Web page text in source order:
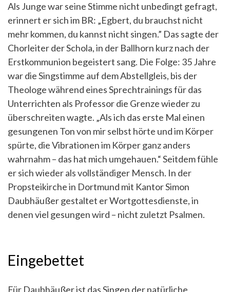
Als Junge war seine Stimme nicht unbedingt gefragt,
erinnert er sich im BR: „Egbert, du brauchst nicht
mehr kommen, du kannst nicht singen.” Das sagte der
Chorleiter der Schola, in der Ballhorn kurz nach der
Erstkommunion begeistert sang. Die Folge: 35 Jahre
war die Singstimme auf dem Abstellgleis, bis der
Theologe während eines Sprechtrainings für das
Unterrichten als Professor die Grenze wieder zu
überschreiten wagte. „Als ich das erste Mal einen
gesungenen Ton von mir selbst hörte und im Körper
spürte, die Vibrationen im Körper ganz anders
wahrnahm – das hat mich umgehauen.“ Seitdem fühle
er sich wieder als vollständiger Mensch. In der
Propsteikirche in Dortmund mit Kantor Simon
Daubhäußer gestaltet er Wortgottesdienste, in
denen viel gesungen wird – nicht zuletzt Psalmen.
Eingebettet
Für Daubhäußer ist das Singen der natürliche